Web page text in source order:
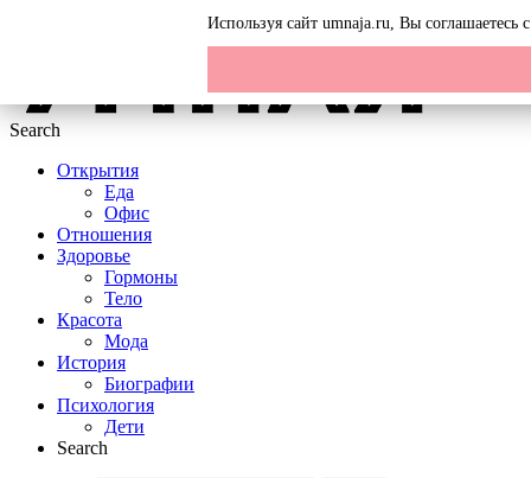
Search
Открытия
Еда
Офис
Отношения
Здоровье
Гормоны
Тело
Красота
Мода
История
Биографии
Психология
Дети
Search
Используя сайт umnaja.ru, Вы соглашаетесь